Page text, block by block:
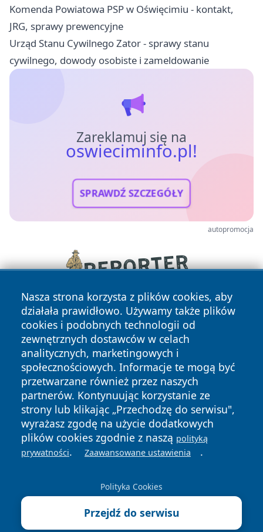
Komenda Powiatowa PSP w Oświęcimiu - kontakt,
JRG, sprawy prewencyjne
Urząd Stanu Cywilnego Zator - sprawy stanu
cywilnego, dowody osobiste i zameldowanie
Zareklamuj się na
oswieciminfo.pl!
SPRAWDŹ SZCZEGÓŁY
autopromocja
Nasza strona korzysta z plików cookies, aby
działała prawidłowo. Używamy także plików
cookies i podobnych technologii od
zewnętrznych dostawców w celach
analitycznych, marketingowych i
społecznościowych. Informacje te mogą być
przetwarzane również przez naszych
partnerów. Kontynuując korzystanie ze
strony lub klikając „Przechodzę do serwisu",
wyrażasz zgodę na użycie dodatkowych
plików cookies zgodnie z naszą polityką
prywatności. Zaawansowane ustawienia .
Polityka Cookies
Przejdź do serwisu
Copyright © 2026 oswieciminfo.pl Wszystkie prawa
zastrzeżone.
News Autorzy
Polityka
Prywatności
Polityka
Cookies